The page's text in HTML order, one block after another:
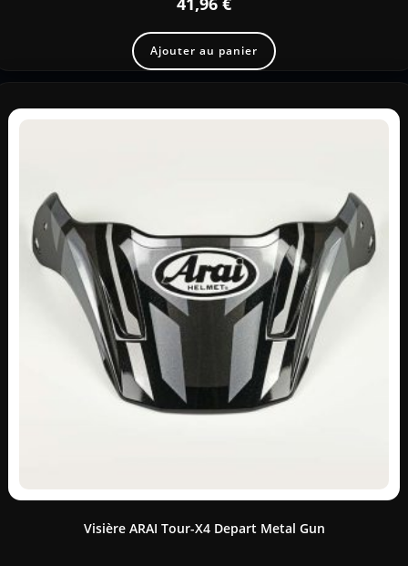
Ajouter au panier
Visière ARAI Tour-X4 Depart Metal Gun